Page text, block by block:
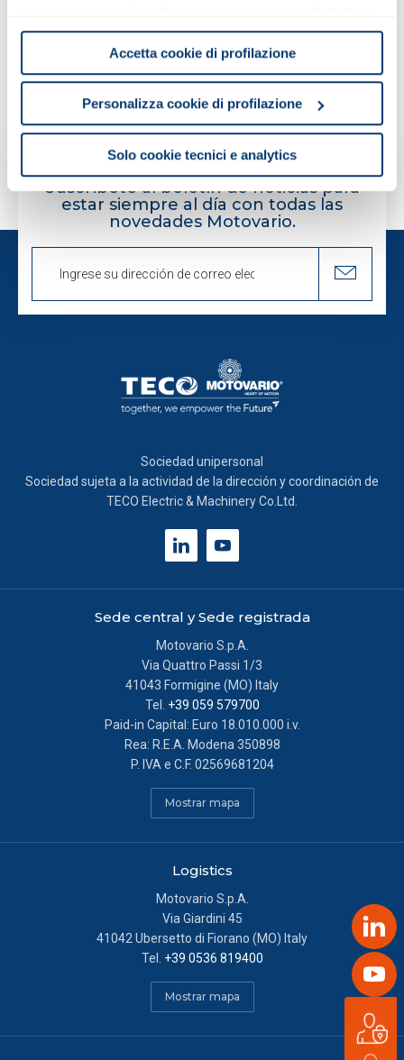
in cui avete effettuato le vostre scelte. È possibile
modificare o revocare il proprio consenso in qualsiasi
momento dalla Dichiarazione sui cookie o facendo clic
sull'icona di attivazione della privacy.
raccogliere informazioni sulla tua posizione
geografica, con un'approssimazione di qualche
metro,
Identificare il tuo dispositivo, scansionandolo
(impronte digitali).
Approfondisci come vengono elaborati i tuoi dati personali
Informativa breve e consenso all’uso dei cookie.
Cookie tecnici:necessari per ottimizzare la navigazione
cookie non occorre l’acquisizione del tuo consenso.
ed aggregate, al fine di ottimizzare il sito. Per questi
cookie non occorre l’acquisizione del tuo consenso.
Cookie di profilazione/marketing:sono utilizzati, solo
previo tuo consenso, per esaminare le tue abitudini di
navigazione e mostrarti avvisi pubblicitari mirati, in linea
uno dei bottoni sotto riportati. Puoi avere maggiori dettagli
visionando l’Informativa estesa cookie. La chiusura del
presente banner comporterà il permanere dei soli cookie
tecnici ed analytics anonimi, per i quali non occorre il tuo
momento, accedendo al link presente nel footer.
Accetta cookie di profilazione
Personalizza cookie di profilazione
Solo cookie tecnici e analytics
SUSCRIBIRSE A NUESTRO BOLETÍN DE NOTICIAS
Suscríbete al boletín de noticias para
estar siempre al día con todas las
novedades Motovario.
Sociedad unipersonal
Sociedad sujeta a la actividad de la dirección y coordinación de
TECO Electric & Machinery Co.Ltd.
Sede central y Sede registrada
Motovario S.p.A.
Via Quattro Passi 1/3
41043 Formigine (MO) Italy
Tel. +39 059 579700
Paid-in Capital: Euro 18.010.000 i.v.
Rea: R.E.A. Modena 350898
P. IVA e C.F. 02569681204
Mostrar mapa
Logistics
Motovario S.p.A.
Via Giardini 45
41042 Ubersetto di Fiorano (MO) Italy
Tel. +39 0536 819400
Mostrar mapa